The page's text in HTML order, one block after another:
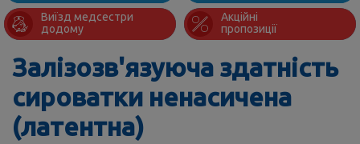
Виїзд медсестри
додому
Акційні
пропозиції
Залізозв'язуюча здатність
сироватки ненасичена
(латентна)